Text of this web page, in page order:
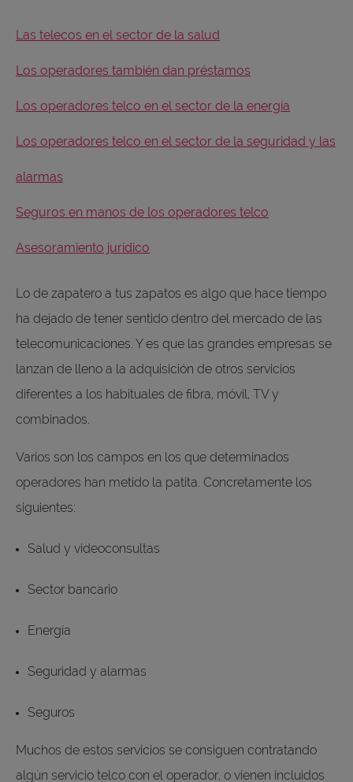
Las telecos en el sector de la salud
Los operadores también dan préstamos
Los operadores telco en el sector de la energía
Los operadores telco en el sector de la seguridad y las
alarmas
Seguros en manos de los operadores telco
Asesoramiento jurídico
Lo de zapatero a tus zapatos es algo que hace tiempo
ha dejado de tener sentido dentro del mercado de las
telecomunicaciones. Y es que las grandes empresas se
lanzan de lleno a la adquisición de otros servicios
diferentes a los habituales de fibra, móvil, TV y
combinados.
Varios son los campos en los que determinados
operadores han metido la patita. Concretamente los
siguientes:
Salud y videoconsultas
Sector bancario
Energía
Seguridad y alarmas
Seguros
Muchos de estos servicios se consiguen contratando
algún servicio telco con el operador, o vienen incluidos